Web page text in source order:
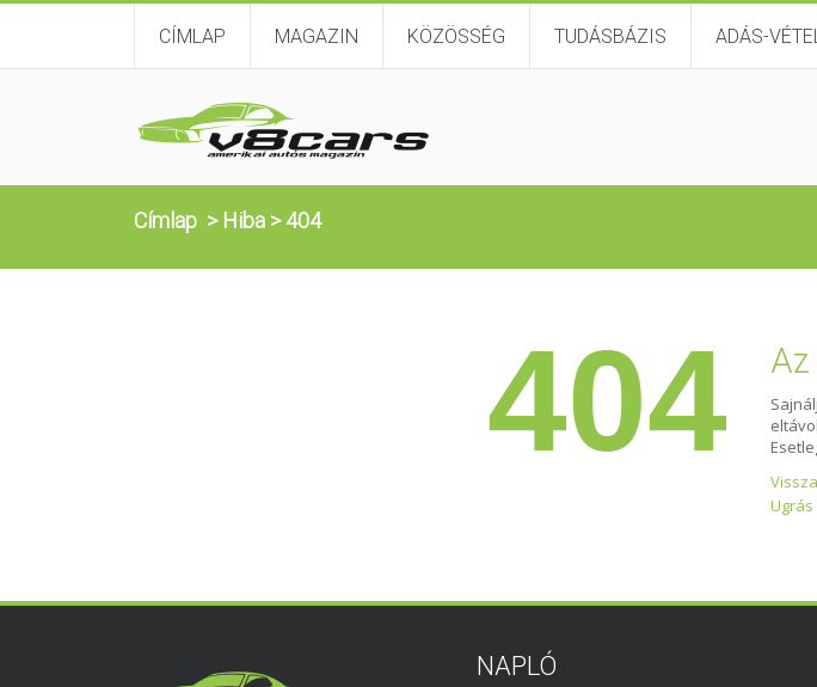
CÍMLAP MAGAZIN KÖZÖSSÉG TUDÁSBÁZIS ADÁS-
Címlap > Hiba >404
404
NAPLÓ